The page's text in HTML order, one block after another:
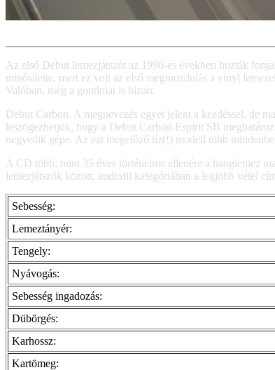
Az első Debut lemezjátszót az 1990-es években hozták
minősítette, mert ez volt az első megmozdulás a vinyl
Valóban, még a gondolat is bizarr.
Debut Carbon. A megnevezés egyet jelent a kezdéssel, de
leszögezhetjük, hogy a Debut Carbon Espirit SB
negyedik gépe. Az ezt megelőző tíz(!) modell több
A CD több, mint 35 éves történelme ellenére a hanglemez
lemezjátszók között, audiofil kategóriában a legjobb vétel
Sebesség:
Lemeztányér:
Tengely:
Nyávogás:
Sebesség ingadozás:
Dübörgés:
Karhossz:
Kartömeg: